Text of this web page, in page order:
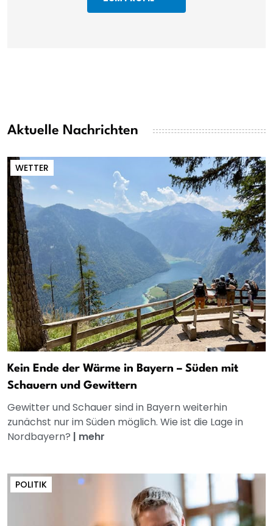
Aktuelle Nachrichten
WETTER
Kein Ende der Wärme in Bayern – Süden mit
Schauern und Gewittern
Gewitter und Schauer sind in Bayern weiterhin
zunächst nur im Süden möglich. Wie ist die Lage in
Nordbayern? | mehr
POLITIK